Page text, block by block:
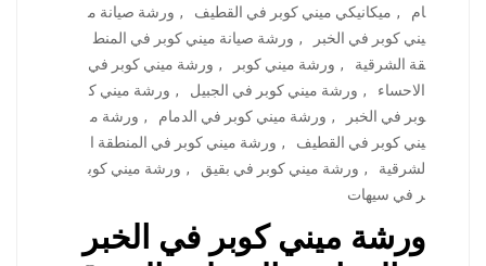
ام
, ميكانيكي ميني كوبر في القطيف , ورشة صيانة م
يني كوبر في الخبر
, ورشة صيانة ميني كوبر في المنط
قة الشرقية
, ورشة ميني كوبر , ورشة ميني كوبر في
الاحساء
, ورشة ميني كوبر في الجبيل , ورشة ميني ك
وبر في الخبر
, ورشة ميني كوبر في الدمام , ورشة م
يني كوبر في القطيف
, ورشة ميني كوبر في المنطقة ا
لشرقية
, ورشة ميني كوبر في بقيق , ورشة ميني كوب
ر في سيهات
ورشة ميني كوبر في الخبر